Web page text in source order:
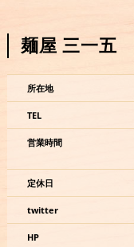
麺屋 三一五
所在地
TEL
営業時間
定休日
twitter
HP